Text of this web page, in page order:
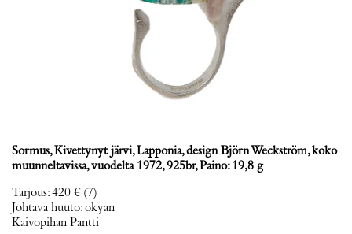
Sormus, Kivettynyt järvi, Lapponia, design Björn Weckström, koko
muunneltavissa, vuodelta 1972, 925br, Paino: 19,8 g
Tarjous:420 € (7)
Johtava huuto:okyan
Kaivopihan Pantti